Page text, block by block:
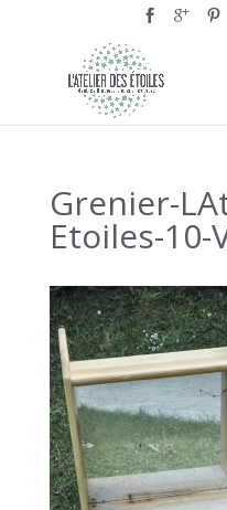
Grenier-
Etoiles-10-